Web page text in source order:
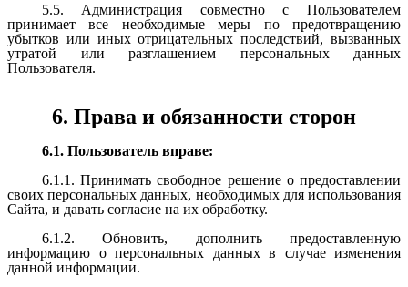
5.5. Администрация совместно с Пользователем
принимает все необходимые меры по предотвращению
убытков или иных отрицательных последствий, вызванных
утратой или разглашением персональных данных
Пользователя.
6. Права и обязанности сторон
6.1. Пользователь вправе:
6.1.1. Принимать свободное решение о предоставлении
своих персональных данных, необходимых для использования
Сайта, и давать согласие на их обработку.
6.1.2. Обновить, дополнить предоставленную
информацию о персональных данных в случае изменения
данной информации.